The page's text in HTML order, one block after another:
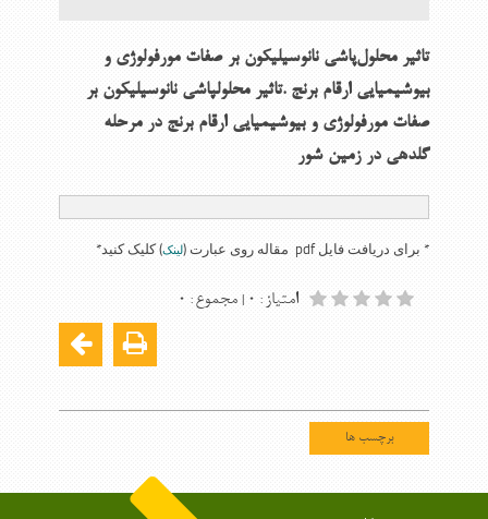
تاثیر محلول‌پاشی نانوسیلیكون بر صفات مورفولوژی و
بیوشیمیایی ارقام برنج .تاثیر محلولپاشی نانوسیلیكون بر
صفات مورفولوژی و بیوشیمیایی ارقام برنج در مرحله
گلدهی در زمین شور
* برای دریافت فایل pdf مقاله روی عبارت ( لینک) کلیک کنید*
امتیاز : ۰ مجموع : ۰
برچسب ها